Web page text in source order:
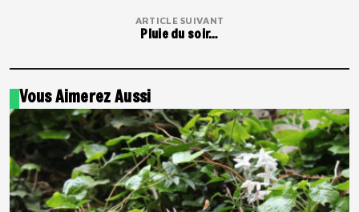
ARTICLE SUIVANT
Pluie du soir…
Vous Aimerez Aussi